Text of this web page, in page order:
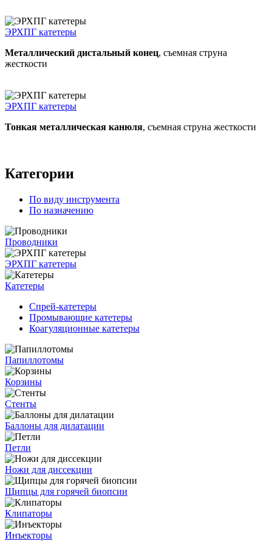
ЭРХПГ катетеры
Металлический дистальный конец, съемная струна
жесткости
ЭРХПГ катетеры
Тонкая металлическая канюля, съемная струна жесткости
Категории
По виду инструмента
По назначению
Проводники
ЭРХПГ катетеры
Катетеры
Спрей-катетеры
Промывающие катетеры
Коагуляционные катетеры
Папиллотомы
Корзины
Стенты
Баллоны для дилатации
Петли
Ножи для диссекции
Щипцы для горячей биопсии
Клипаторы
Инъекторы